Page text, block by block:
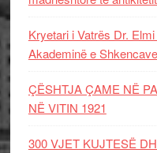
Kryetari i Vatrës Dr.
Akademinë e
ÇËSHTJA ÇAME NË
NË VITIN 1921
300 VJET KUJTESË